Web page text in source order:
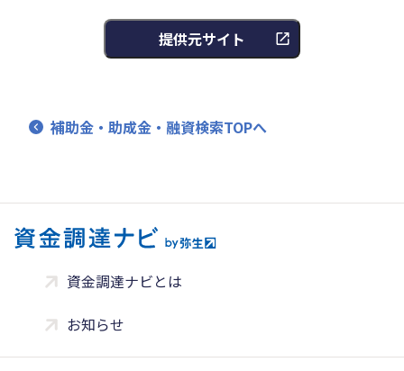
提供元サイト
補助金・助成金・融資検索TOPへ
資金調達ナビとは
お知らせ